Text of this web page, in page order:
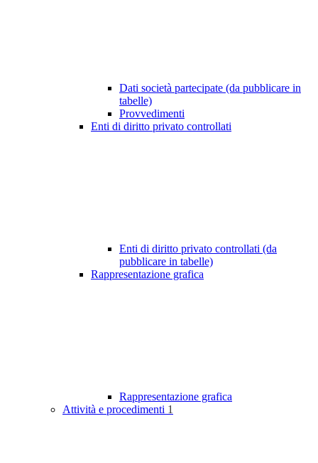
Dati società partecipate (da pubblicare in
tabelle)
Provvedimenti
Enti di diritto privato controllati
Enti di diritto privato controllati (da
pubblicare in tabelle)
Rappresentazione grafica
Rappresentazione grafica
Attività e procedimenti 1